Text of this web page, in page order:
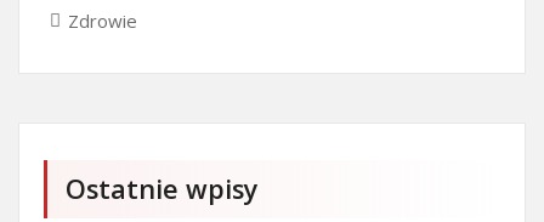
Zdrowie
Ostatnie wpisy